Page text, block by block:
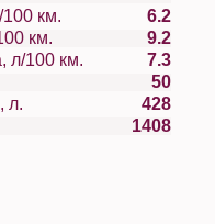
100 км.
6.2
км.
9.2
л/100 км.
7.3
50
Объем багажного отделения, л.
428
1408